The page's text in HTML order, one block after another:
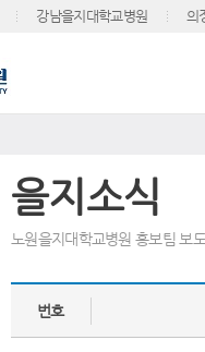
강남을지대학교병원 의
을지소식
노원을지대학교병원 홍보팀 보
번호